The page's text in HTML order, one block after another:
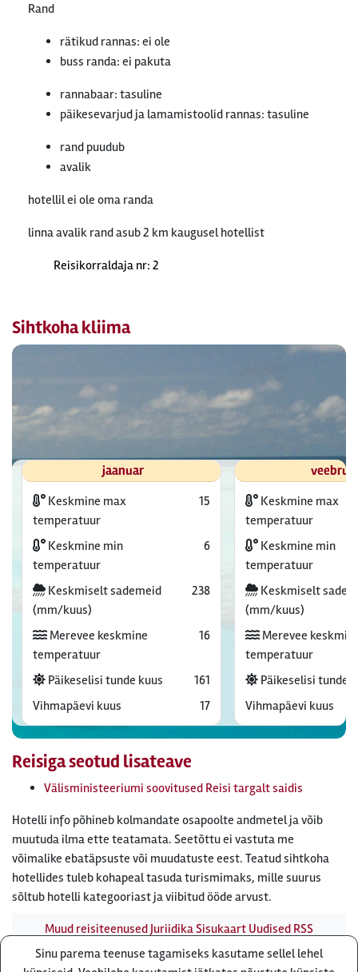
Rand
rätikud rannas: ei ole
buss randa: ei pakuta
rannabaar: tasuline
päikesevarjud ja lamamistoolid rannas: tasuline
rand puudub
avalik
hotellil ei ole oma randa
linna avalik rand asub 2 km kaugusel hotellist
Reisikorraldaja nr: 2
Sihtkoha kliima
jaanuar
Keskmine max
temperatuur
15
Keskmine min
temperatuur
6
Keskmiselt sademeid
(mm/kuus)
238
Merevee keskmine
temperatuur
16
Päikeselisi tunde kuus
161
Vihmapäevi kuus
17
Keskmine max
temperatuur
Keskmine min
temperatuur
Keskmiselt
(mm/kuus)
Merevee
temperatuur
Päikeselisi tunde
Vihmapäevi kuus
Reisiga seotud lisateave
Välisministeeriumi soovitused Reisi targalt saidis
Hotelli info põhineb kolmandate osapoolte andmetel ja võib
muutuda ilma ette teatamata. Seetõttu ei vastuta me
võimalike ebatäpsuste või muudatuste eest. Teatud sihtkoha
hotellides tuleb kohapeal tasuda turismimaks, mille suurus
sõltub hotelli kategooriast ja viibitud ööde arvust.
Muud reisiteenusedJuriidikaSisukaart Uudised RSS
uudisvoogFirmastÄrikliendileOtsi infot meie saidist
Sinu parema teenuse tagamiseks kasutame sellel lehel